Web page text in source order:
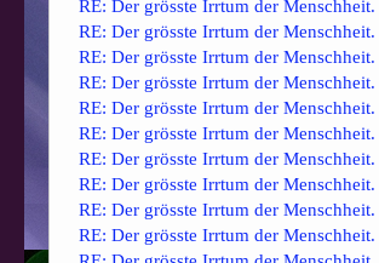
RE: Der grösste Irrtum der Menschheit.
RE: Der grösste Irrtum der Menschheit.
RE: Der grösste Irrtum der Menschheit.
RE: Der grösste Irrtum der Menschheit.
RE: Der grösste Irrtum der Menschheit.
RE: Der grösste Irrtum der Menschheit.
RE: Der grösste Irrtum der Menschheit.
RE: Der grösste Irrtum der Menschheit.
RE: Der grösste Irrtum der Menschheit.
RE: Der grösste Irrtum der Menschheit.